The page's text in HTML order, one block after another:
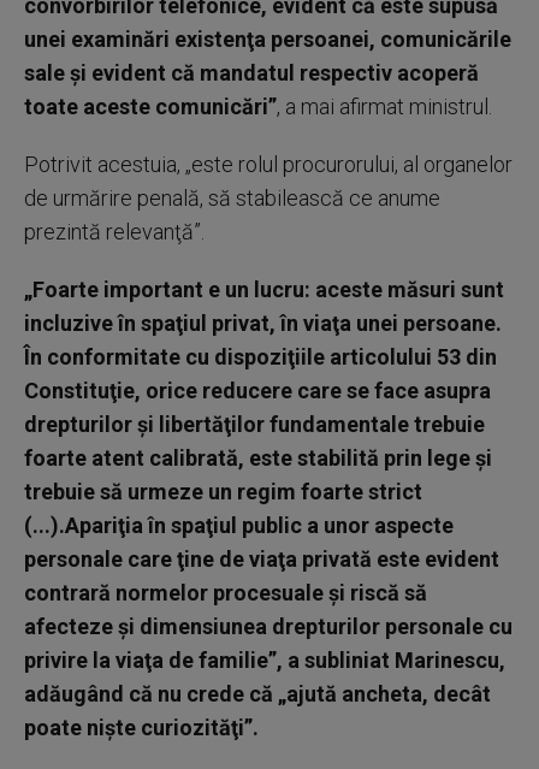
convorbirilor telefonice, evident că este supusă
unei examinări existenţa persoanei, comunicările
sale şi evident că mandatul respectiv acoperă
toate aceste comunicări”, a mai afirmat ministrul.
Potrivit acestuia, „este rolul procurorului, al organelor
de urmărire penală, să stabilească ce anume
prezintă relevanţă”.
„Foarte important e un lucru: aceste măsuri sunt
incluzive în spaţiul privat, în viaţa unei persoane.
În conformitate cu dispoziţiile articolului 53 din
Constituţie, orice reducere care se face asupra
drepturilor şi libertăţilor fundamentale trebuie
foarte atent calibrată, este stabilită prin lege şi
trebuie să urmeze un regim foarte strict
(...).Apariţia în spaţiul public a unor aspecte
personale care ţine de viaţa privată este evident
contrară normelor procesuale şi riscă să
afecteze şi dimensiunea drepturilor personale cu
privire la viaţa de familie”, a subliniat Marinescu,
adăugând că nu crede că „ajută ancheta, decât
poate nişte curiozităţi”.